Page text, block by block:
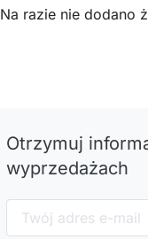
Na razie nie dodano
Otrzymuj
wyprzedażach